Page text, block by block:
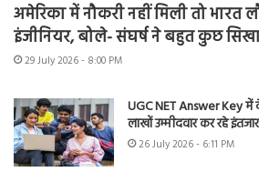
अमेरिका में नौकरी नहीं मिली तो भारत
इंजीनियर, बोले- संघर्ष ने बहुत कुछ
29 July 2026 - 8:00 PM
UGC NET Answer Key में
लाखों उम्मीदवार कर रहे इंतजार
26 July 2026 - 6:11 PM